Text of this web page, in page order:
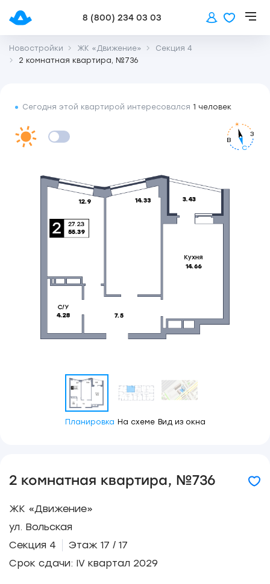
8 (800) 234 03 03
Новостройки ЖК «Движение»
Секция 4
2 комнатная квартира, №736
Сегодня этой квартирой интересовался 1 человек
С
В
З
Планировка На схеме Вид из окна
2 комнатная квартира, №736
ЖК «Движение»
ул. Вольская
Секция 4
Этаж 17 / 17
Срок сдачи: IV квартал 2029